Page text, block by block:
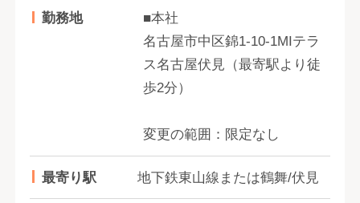
勤務地
■本社
名古屋市中区錦1-10‐1MIテラ
ス名古屋伏見（最寄駅より徒
歩2分）
変更の範囲：限定なし
最寄り駅 地下鉄東山線または鶴舞/伏見